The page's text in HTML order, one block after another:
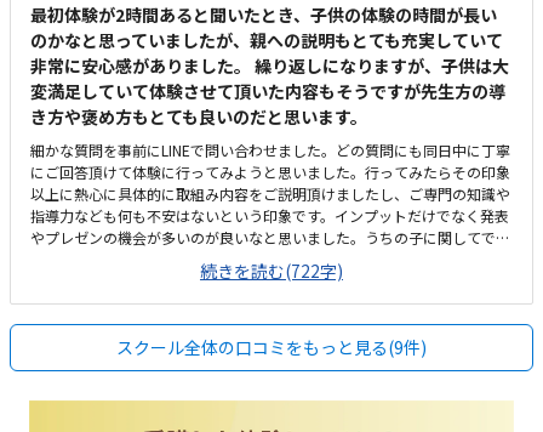
最初体験が2時間あると聞いたとき、子供の体験の時間が長い
のかなと思っていましたが、親への説明もとても充実していて
非常に安心感がありました。 繰り返しになりますが、子供は大
変満足していて体験させて頂いた内容もそうですが先生方の導
き方や褒め方もとても良いのだと思います。
細かな質問を事前にLINEで問い合わせました。どの質問にも同日中に丁寧
にご回答頂けて体験に行ってみようと思いました。行ってみたらその印象
以上に熱心に具体的に取組み内容をご説明頂けましたし、ご専門の知識や
指導力なども何も不安はないという印象です。インプットだけでなく発表
やプレゼンの機会が多いのが良いなと思いました。うちの子に関してです
が、外野の立ち位置でやいのやいの言っている時は調子良いですが、発表
などになると途端に声が小さくなり、質問などをする際もうまく纏まって
いないことが多いです。そういった機会が増えることで経験が積めて、問
題解決や質問する力や聞く力が伸ばせるといいなと思いました。家からは
少し離れているので駐輪場があるとより助かるなとは思いましたが、その
他の条件面から言って贅沢かなと思い納得しています。講師の方も含めて
続きを読む(722字)
スクール全体の口コミをもっと見る(9件)